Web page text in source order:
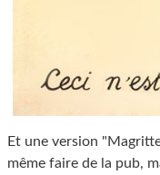
Et une version
même faire de la pub,